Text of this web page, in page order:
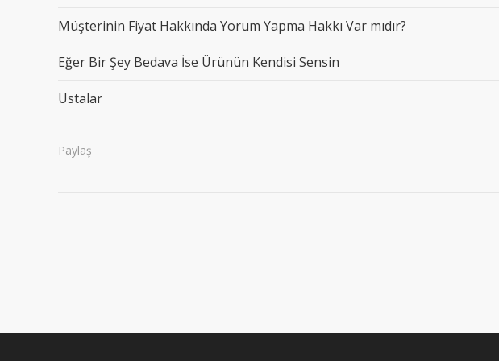
Müşterinin Fiyat Hakkında Yorum Yapma Hakkı Var mıdır?
Eğer Bir Şey Bedava İse Ürünün Kendisi Sensin
Ustalar
Paylaş